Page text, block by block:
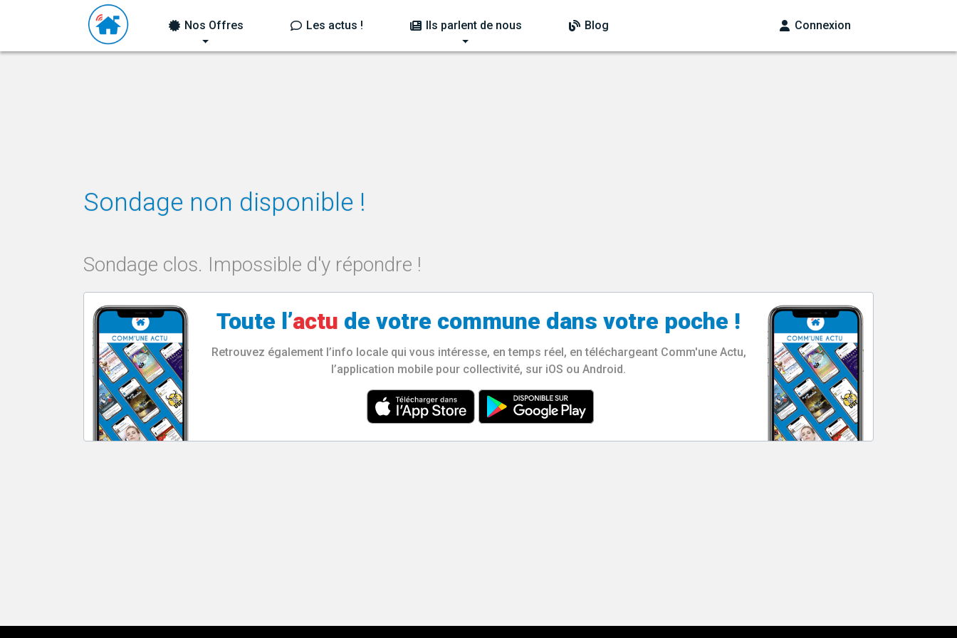
Nos Offres Les actus ! Ils parlent de nous Blog Connexion
Sondage non disponible !
Sondage clos. Impossible d'y répondre !
Toute l’actu de votre commune dans votre poche !
Retrouvez également l’info locale qui vous intéresse, en temps réel, en téléchargeant Comm'une Actu,
l’application mobile pour collectivité, sur iOS ou Android.